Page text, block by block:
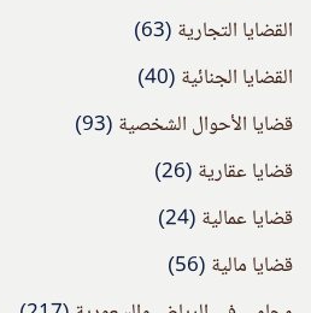
القضايا التجارية (63)
القضايا الجنائية (40)
قضايا الأحوال الشخصية (93)
قضايا عقارية (26)
قضايا عمالية (24)
قضايا مالية (56)